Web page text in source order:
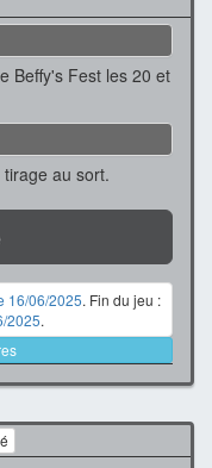
Beffy's Fest les 20 et
au sort.
16/06/2025. Fin du jeu :
2025.